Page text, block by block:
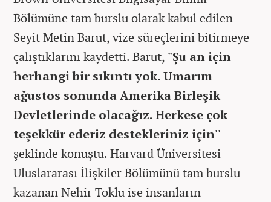
Bölümüne tam burslu olarak kabul edilen
Seyit Metin Barut, vize süreçlerini bitirmeye
çalıştıklarını kaydetti. Barut, "Şu an için
herhangi bir sıkıntı yok. Umarım
ağustos sonunda Amerika Birleşik
Devletlerinde olacağız. Herkese çok
teşekkür ederiz destekleriniz için''
şeklinde konuştu. Harvard Üniversitesi
Uluslararası İlişkiler Bölümünü tam burslu
kazanan Nehir Toklu ise insanların